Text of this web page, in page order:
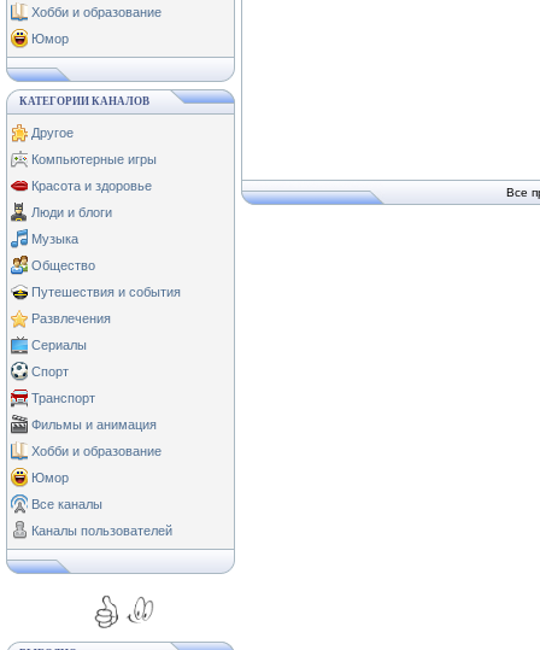
Хобби и образование
Юмор
КАТЕГОРИИ КАНАЛОВ
Другое
Компьютерные игры
Красота и здоровье
Люди и блоги
Музыка
Общество
Путешествия и события
Развлечения
Сериалы
Спорт
Транспорт
Фильмы и анимация
Хобби и образование
Юмор
Все каналы
Каналы пользователей
Все